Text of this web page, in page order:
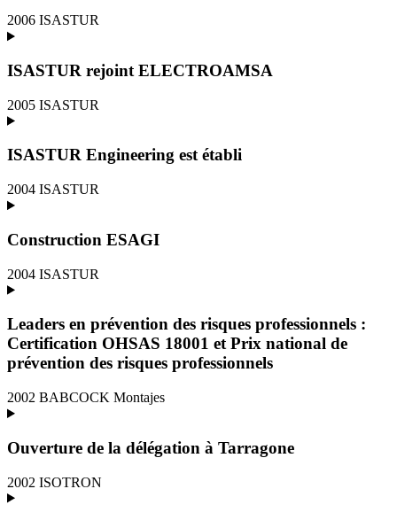
2006 ISASTUR
ISASTUR rejoint ELECTROAMSA
2005 ISASTUR
ISASTUR Engineering est établi
2004 ISASTUR
Construction ESAGI
2004 ISASTUR
Leaders en prévention des risques professionnels :
Certification OHSAS 18001 et Prix national de
prévention des risques professionnels
2002 BABCOCK Montajes
Ouverture de la délégation à Tarragone
2002 ISOTRON